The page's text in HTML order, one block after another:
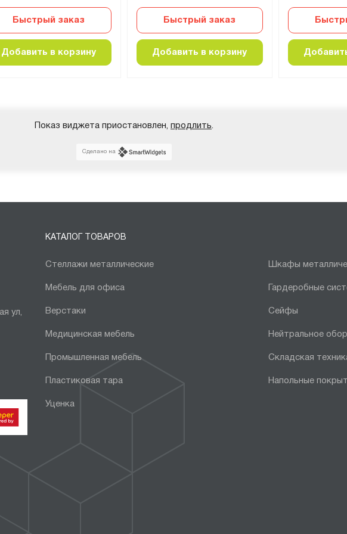
Быстрый заказ
Добавить в корзину
Быстрый заказ
Добавить в корзину
Показ виджета приостановлен, продлить.
Сделано на
ул,
КАТАЛОГ ТОВАРОВ
Стеллажи металлические Шкафы
Мебель для офиса Гардеробные
Верстаки Сейфы
Медицинская мебель Нейтральное
Промышленная мебель Складская
Пластиковая тара Напольные
Уценка